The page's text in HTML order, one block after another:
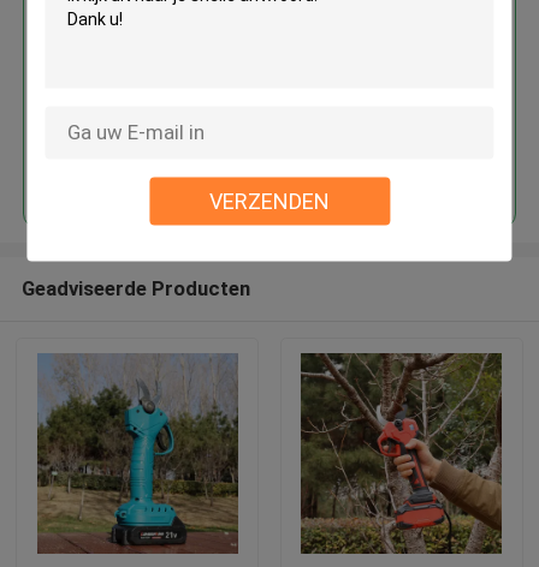
VERZENDEN
Geadviseerde Producten